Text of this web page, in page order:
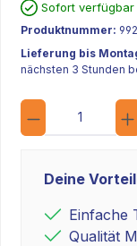
Sofort verfügbar
Produktnummer: 992
Lieferung bis
nächsten 3 Stunden
Deine
Einfache
Qualität